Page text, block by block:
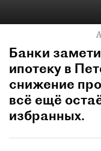
Банки
ипотеку в
снижение
всё ещё
избранных.